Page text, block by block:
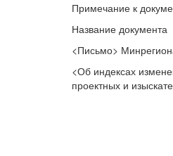
Примечание к
Название документа
<Письмо>
<Об индексах
проектных и